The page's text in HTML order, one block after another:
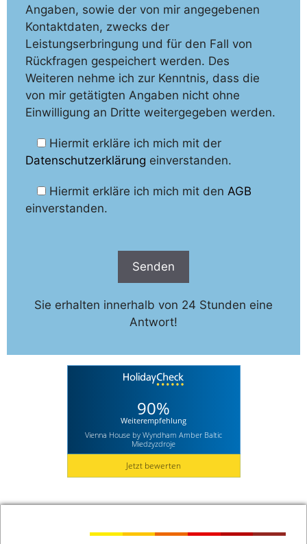
Angaben, sowie der von mir angegebenen
Kontaktdaten, zwecks der
Leistungserbringung und für den Fall von
Rückfragen gespeichert werden. Des
Weiteren nehme ich zur Kenntnis, dass die
von mir getätigten Angaben nicht ohne
Einwilligung an Dritte weitergegeben werden.
Hiermit erkläre ich mich mit der
Datenschutzerklärung einverstanden.
Hiermit erkläre ich mich mit den AGB
einverstanden.
Sie erhalten innerhalb von 24 Stunden eine
Antwort!
90%
Weiterempfehlung
Vienna House by Wyndham Amber Baltic
Miedzyzdroje
Jetzt bewerten